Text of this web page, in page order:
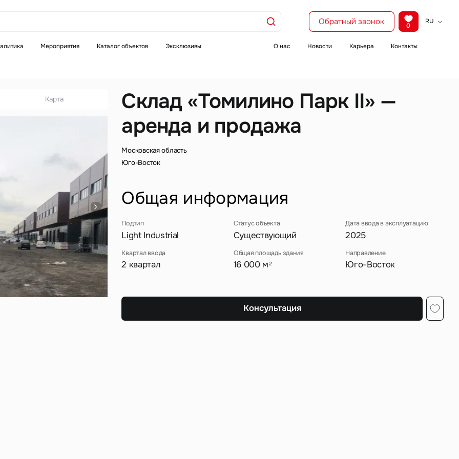
Обратный звонок 0
RU
Мероприятия Каталог объектов Эксклюзивы О нас Новости Карьера Контакты
Склад «Томилино Парк II» —
аренда и продажа
Московская область
Юго-Восток
Общая информация
Подтип
Light Industrial
Статус объекта
Существующий
Дата ввода в эксплуатацию
2025
Квартал ввода
2 квартал
Общая площадь здания
16 000 м2
Направление
Юго-Восток
Консультация
Карта
звонок
Это обязательное поле
Введен неверный формат
поле
неверный форматСейчас По времени
Отправить
на кнопку «Отправить», вы даете свое согласие на обработку и использование ваших